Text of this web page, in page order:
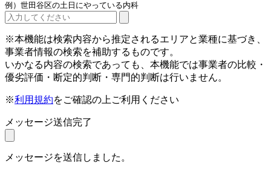
例）世田谷区の土日にやっている内科
※本機能は検索内容から推定されるエリアと業種に基づき、
事業者情報の検索を補助するものです。
いかなる内容の検索であっても、本機能では事業者の比較・
優劣評価・断定的判断・専門的判断は行いません。
※利用規約をご確認の上ご利用ください
メッセージ送信完了
メッセージを送信しました。